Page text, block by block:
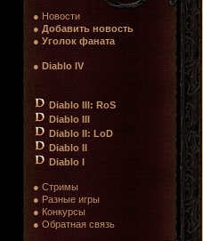
● Новости
● Добавить новость
● Уголок фаната
● Diablo IV
Diablo III: RoS
Diablo III
Diablo II: LoD
Diablo II
Diablo I
● Стримы
● Разные игры
● Конкурсы
● Обратная связь